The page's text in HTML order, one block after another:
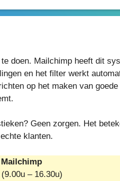
doen. Mailchimp heeft dit
en het filter werkt
op het maken van
Geen zorgen. Het
klanten.
– 16.30u)